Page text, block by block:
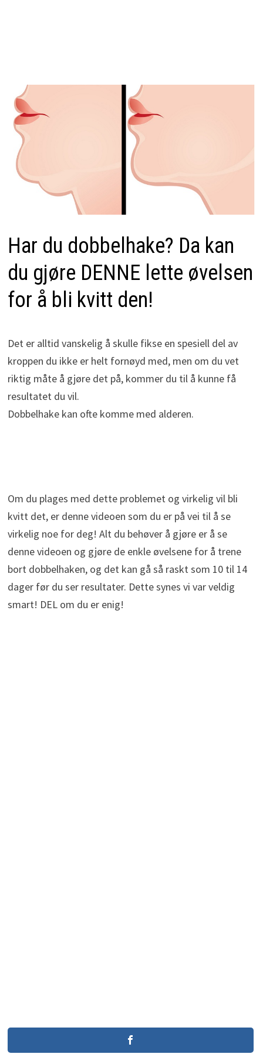
Har du dobbelhake? Da kan
du gjøre DENNE lette øvelsen
for å bli kvitt den!
Det er alltid vanskelig å skulle fikse en spesiell del av
kroppen du ikke er helt fornøyd med, men om du vet
riktig måte å gjøre det på, kommer du til å kunne få
resultatet du vil.
Dobbelhake kan ofte komme med alderen.
Om du plages med dette problemet og virkelig vil bli
kvitt det, er denne videoen som du er på vei til å se
virkelig noe for deg! Alt du behøver å gjøre er å se
denne videoen og gjøre de enkle øvelsene for å trene
bort dobbelhaken, og det kan gå så raskt som 10 til 14
dager før du ser resultater. Dette synes vi var veldig
smart! DEL om du er enig!